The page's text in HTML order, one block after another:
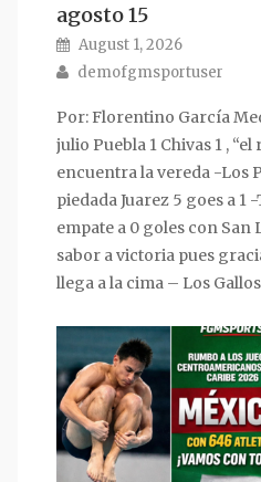
agosto 15
Posted on
August 1, 2026
Author
demofgmsportuser
Por: Florentino García
julio Puebla 1 Chivas 1 ,
encuentra la vereda -Los
piedada Juarez 5 goes a 1
empate a 0 goles con San
sabor a victoria pues
llega a la cima – Los Gallos